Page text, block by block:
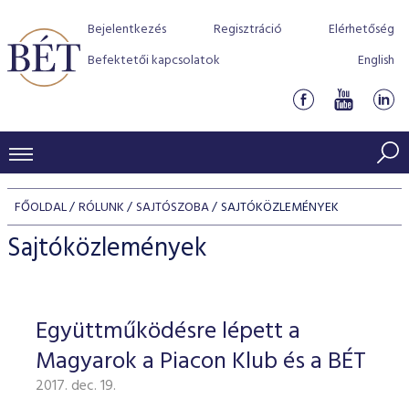
Bejelentkezés Regisztráció
Elérhetőség
Befektetői kapcsolatok
English
KERESKEDÉSI ADATOK
INDEXEK
Jelzáloglevél indexek
Vállalati kötvény indexek
Azonnali Piac
Részvények
Származékos piac
BEFEKTETŐK
Részvény szekció
Hitelpapír szekció
BÉT szabályzatok
Befektetővédelem
Alkalmazott díjstruktúra
Elszámolás
Részvény és vállalati kötvény tőzsdei bevezetését
program
BÉT Xtend - Részvénypiac egyszerűen
TŐZSDETAGOK
Tőzsdetagok, üzletkötők
VENDOROK
FŐOLDAL RÓLUNK SAJTÓSZOBA SAJTÓKÖZLEMÉNYEK
Sajtóközlemények
Együttműködésre lépett a
Magyarok a Piacon Klub és a BÉT
2017. dec. 19.